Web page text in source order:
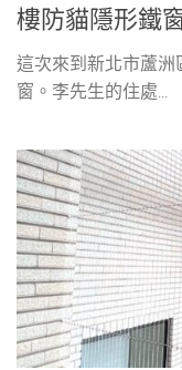
樓防貓隱形鐵
這次來到新北市蘆
窗。李先生的住處...